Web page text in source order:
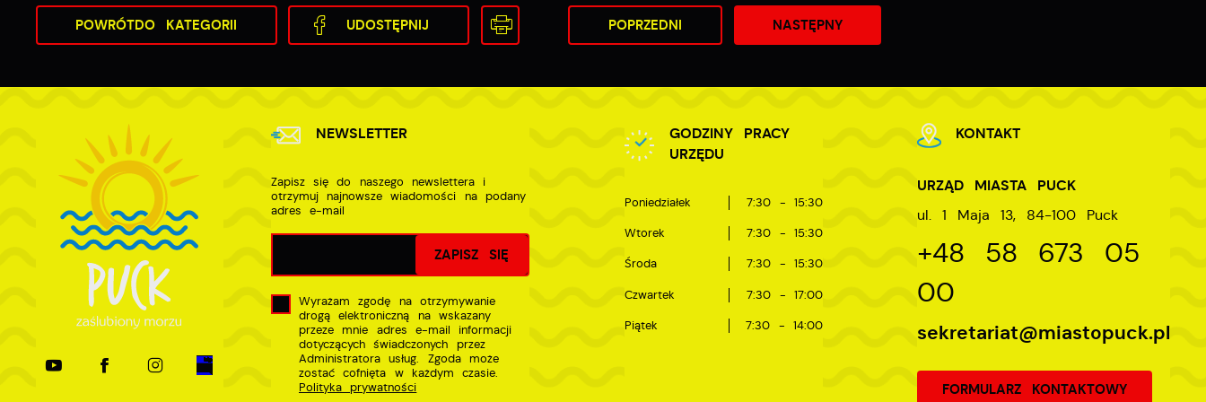
POWRÓTDO KATEGORII UDOSTĘPNIJ POPRZEDNI NASTĘPNY
NEWSLETTER
Zapisz się do naszego newslettera i
otrzymuj najnowsze wiadomości na podany
adres e-mail
Wyrażam zgodę na otrzymywanie
drogą elektroniczną na wskazany
przeze mnie adres e-mail informacji
dotyczących świadczonych przez
Administratora usług. Zgoda może
zostać cofnięta w każdym czasie.
Polityka prywatności
GODZINY PRACY
URZĘDU
Poniedziałek 7:30 - 15:30
Wtorek 7:30 - 15:30
Środa 7:30 - 15:30
Czwartek 7:30 - 17:00
Piątek 7:30 - 14:00
KONTAKT
URZĄD MIASTA PUCK
ul. 1 Maja 13, 84-100 Puck
+48 58 673 05
00
sekretariat@miastopuck.pl
FORMULARZ KONTAKTOWY